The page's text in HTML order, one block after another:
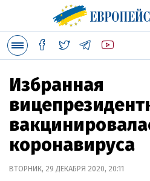
Избранная
коронавируса
ВТОРНИК, 29 ДЕКАБРЯ 2020, 20:11